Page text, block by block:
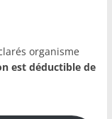
organisme
est déductible de